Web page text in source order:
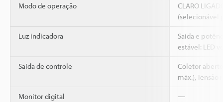
Modo de operação
CLARO
(selecionável
Luz indicadora
Saída e
estável: LED
Saída de controle
Coletor
máx.), Tensão
Monitor digital ―